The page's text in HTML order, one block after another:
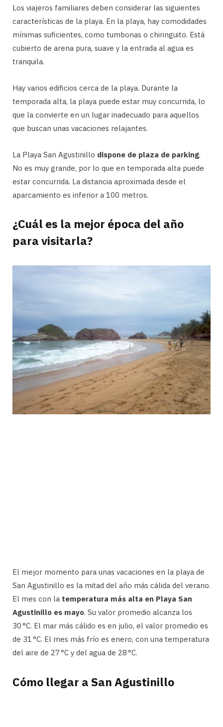
Los viajeros familiares deben considerar las siguientes
características de la playa. En la playa, hay comodidades
mínimas suficientes, como tumbonas o chiringuito. Está
cubierto de arena pura, suave y la entrada al agua es
tranquila.
Hay varios edificios cerca de la playa. Durante la
temporada alta, la playa puede estar muy concurrida, lo
que la convierte en un lugar inadecuado para aquellos
que buscan unas vacaciones relajantes.
La Playa San Agustinillo dispone de plaza de parking.
No es muy grande, por lo que en temporada alta puede
estar concurrida. La distancia aproximada desde el
aparcamiento es inferior a 100 metros.
¿Cuál es la mejor época del año
para visitarla?
El mejor momento para unas vacaciones en la playa de
San Agustinillo es la mitad del año más cálida del verano.
El mes con la temperatura más alta en Playa San
Agustinillo es mayo. Su valor promedio alcanza los
30 °C. El mar más cálido es en julio, el valor promedio es
de 31 °C. El mes más frío es enero, con una temperatura
del aire de 27 °C y del agua de 28 °C.
Cómo llegar a San Agustinillo